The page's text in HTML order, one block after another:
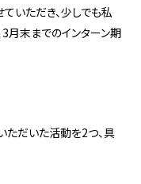
いただき、少しでも私
3月末までのインターン期
ただいた活動を2つ、具